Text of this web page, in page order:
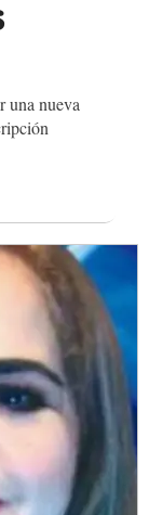
una nueva